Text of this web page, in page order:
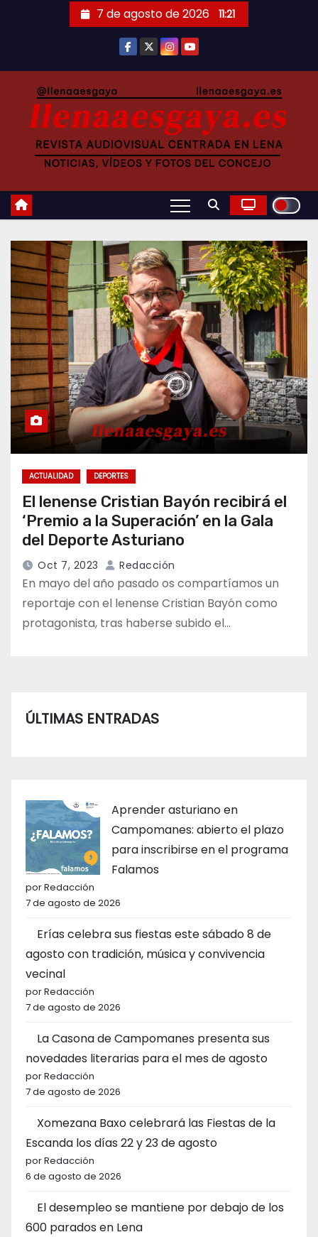
7 de agosto de 2026 11:21
ACTUALIDAD DEPORTES
El lenense Cristian Bayón recibirá el
‘Premio a la Superación’ en la Gala
del Deporte Asturiano
Oct 7, 2023 Redacción
En mayo del año pasado os compartíamos un
reportaje con el lenense Cristian Bayón como
protagonista, tras haberse subido el…
ÚLTIMAS ENTRADAS
Aprender asturiano en
Campomanes: abierto el plazo
para inscribirse en el programa
Falamos
por Redacción
7 de agosto de 2026
Erías celebra sus fiestas este sábado 8 de
agosto con tradición, música y convivencia
vecinal
por Redacción
7 de agosto de 2026
La Casona de Campomanes presenta sus
novedades literarias para el mes de agosto
por Redacción
7 de agosto de 2026
Xomezana Baxo celebrará las Fiestas de la
Escanda los días 22 y 23 de agosto
por Redacción
6 de agosto de 2026
El desempleo se mantiene por debajo de los
600 parados en Lena